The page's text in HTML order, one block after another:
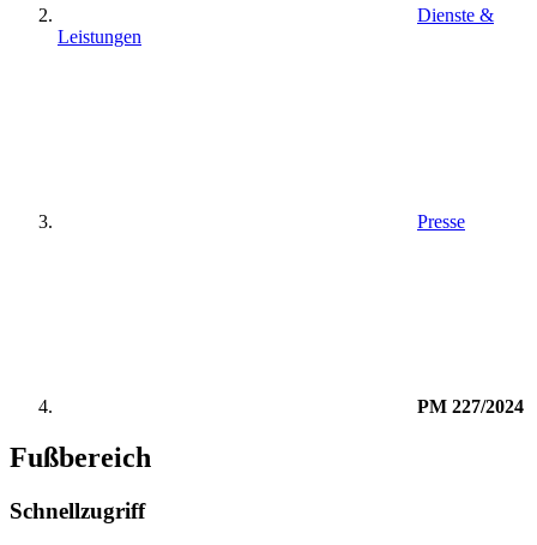
Dienste &
Leistungen
Presse
PM 227/2024
Fußbereich
Schnellzugriff